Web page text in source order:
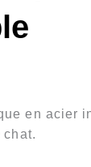
en acier
chat.